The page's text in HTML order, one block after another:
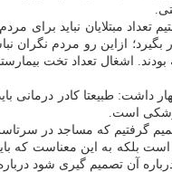
مبتلایان نباید برای
داشت: طبیعتا کادر درمانی
است.
بلکه به این معناست که
آن تصمیم گیری شود